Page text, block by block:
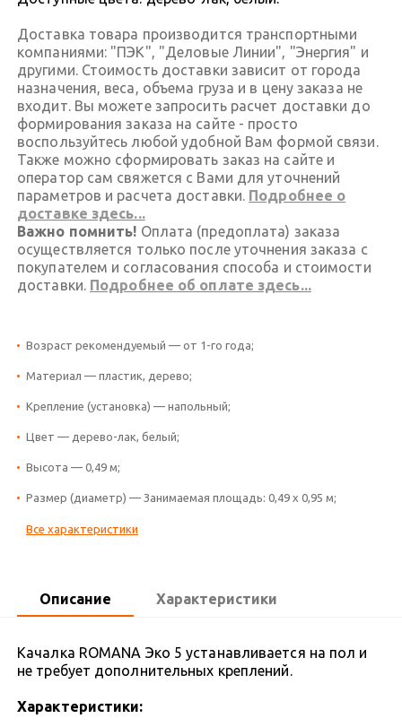
Доставка товара производится транспортными
компаниями: "ПЭК", "Деловые Линии", "Энергия" и
другими. Стоимость доставки зависит от города
назначения, веса, объема груза и в цену заказа не
входит. Вы можете запросить расчет доставки до
формирования заказа на сайте - просто
воспользуйтесь любой удобной Вам формой связи.
Также можно сформировать заказ на сайте и
оператор сам свяжется с Вами для уточнений
параметров и расчета доставки. Подробнее о
доставке здесь...
Важно помнить! Оплата (предоплата) заказа
осуществляется только после уточнения заказа с
покупателем и согласования способа и стоимости
доставки. Подробнее об оплате здесь...
Возраст рекомендуемый — от 1-го года;
Материал — пластик, дерево;
Крепление (установка) — напольный;
Цвет — дерево-лак, белый;
Высота — 0,49 м;
Размер (диаметр) — Занимаемая площадь: 0,49 х 0,95 м;
Все характеристики
Описание Характеристики
Качалка ROMANA Эко 5 устанавливается на пол и
не требует дополнительных креплений.
Характеристики: